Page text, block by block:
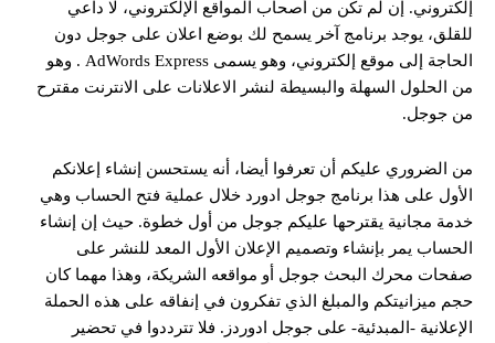
إلكتروني. إن لم تكن من أصحاب المواقع الإلكتروني، لا داعي
للقلق، يوجد برنامج آخر يسمح لك بوضع اعلان على جوجل دون
الحاجة إلى موقع إلكتروني، وهو يسمى AdWords Express . وهو
من الحلول السهلة والبسيطة لنشر الاعلانات على الانترنت مقترح
من جوجل.
من الضروري عليكم أن تعرفوا أيضا، أنه يستحسن إنشاء إعلانكم
الأول على هذا برنامج جوجل ادورد خلال عملية فتح الحساب وهي
خدمة مجانية يقترحها عليكم جوجل من أول خطوة. حيث إن إنشاء
الحساب يمر بإنشاء وتصميم الإعلان الأول المعد للنشر على
صفحات محرك البحث جوجل أو مواقعه الشريكة، وهذا مهما كان
حجم ميزانيتكم والمبلغ الذي تفكرون في إنفاقه على هذه الحملة
الإعلانية -المبدئية- على جوجل ادوردز. فلا تترددوا في تحضير